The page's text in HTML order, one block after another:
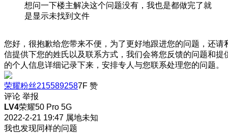
想问一下楼主解决这个问题没有，我也是都做完了就
是显示未找到文件
您好，很抱歉给您带来不便，为了更好地跟进您的问题，还请
信提供下您的姓氏以及联系方式，我们会将您反馈的问题和提
的个人信息详细记录下来，安排专人与您联系处理您的问题。
荣耀粉丝2155892587F 赞
评论 举报
LV4荣耀50 Pro 5G
2022-2-21 19:47 属地未知
我也发现同样的问题